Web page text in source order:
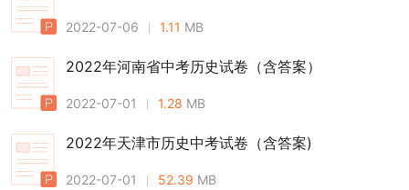
2022-07-06 1.11 MB
2022年河南省中考历史试卷（含答案）
2022-07-01 1.28 MB
2022年天津市历史中考试卷（含答案)
2022-07-01 52.39 MB